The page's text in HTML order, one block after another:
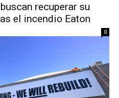
recuperar su
el incendio Eaton
0